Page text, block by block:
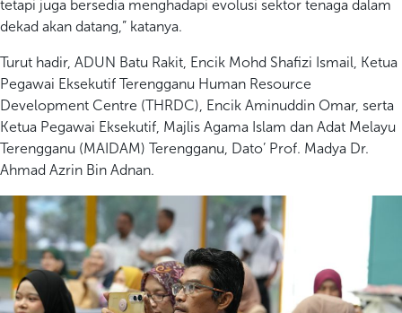
tetapi juga bersedia menghadapi evolusi sektor tenaga dalam
dekad akan datang,” katanya.
Turut hadir, ADUN Batu Rakit, Encik Mohd Shafizi Ismail, Ketua
Pegawai Eksekutif Terengganu Human Resource
Development Centre (THRDC), Encik Aminuddin Omar, serta
Ketua Pegawai Eksekutif, Majlis Agama Islam dan Adat Melayu
Terengganu (MAIDAM) Terengganu, Dato’ Prof. Madya Dr.
Ahmad Azrin Bin Adnan.